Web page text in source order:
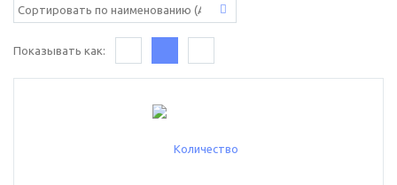
Показывать как: